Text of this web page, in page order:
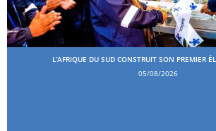
L’AFRIQUE DU SUD CONSTRUIT SON PREMIER
05/08/2026